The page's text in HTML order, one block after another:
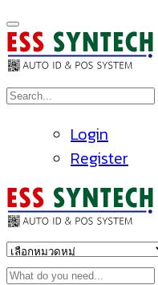
Login
Register